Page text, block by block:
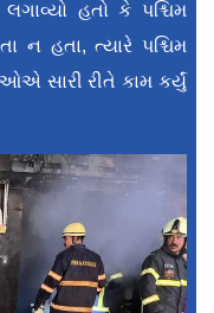
હતો કે પશ્ચિમ
ન હતા, ત્યારે પશ્ચિમ
સારી રીતે કામ કર્યું